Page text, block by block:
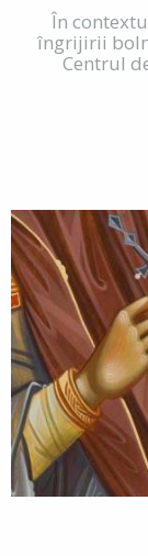
În
îngrijirii
Centrul